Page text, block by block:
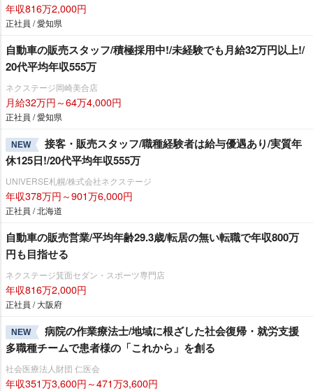
年収816万2,000円
正社員 / 愛知県
自動車の販売スタッフ/積極採用中!/未経験でも月給32万円以上!/
20代平均年収555万
ネクステージ岡崎美合店
月給32万円～64万4,000円
正社員 / 愛知県
NEW
接客・販売スタッフ/職種経験者は給与優遇あり/実質年
休125日!/20代平均年収555万
UNIVERSE札幌/株式会社ネクステージ
年収378万円～901万6,000円
正社員 / 北海道
自動車の販売営業/平均年齢29.3歳/転居の無い転職で年収800万
円も目指せる
ネクステージ箕面セダン・スポーツ専門店
年収816万2,000円
正社員 / 大阪府
NEW
病院の作業療法士/地域に根ざした社会復帰・就労支援
多職種チームで患者様の「これから」を創る
社会医療法人財団 仁医会
年収351万3,600円～471万3,600円